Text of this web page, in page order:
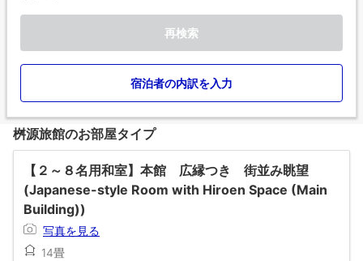
再検索
宿泊者の内訳を入力
桝源旅館のお部屋タイプ
【２～８名用和室】本館 広縁つき 街並み眺望
(Japanese-style Room with Hiroen Space (Main
Building))
写真を見る
14畳